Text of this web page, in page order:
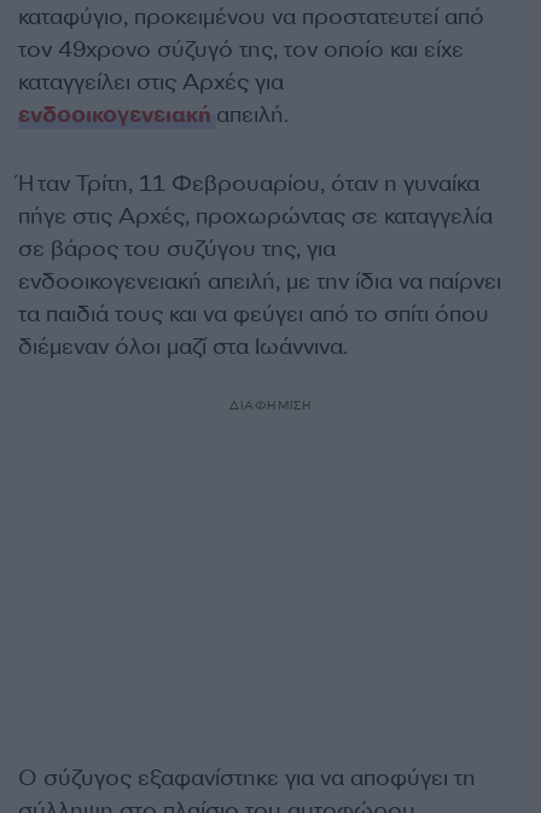
καταφύγιο, προκειμένου να προστατευτεί από
τον 49χρονο σύζυγό της, τον οποίο και είχε
καταγγείλει στις Αρχές για
ενδοοικογενειακή απειλή.
Ήταν Τρίτη, 11 Φεβρουαρίου, όταν η γυναίκα
πήγε στις Αρχές, προχωρώντας σε καταγγελία
σε βάρος του συζύγου της, για
ενδοοικογενειακή απειλή, με την ίδια να παίρνει
τα παιδιά τους και να φεύγει από το σπίτι όπου
διέμεναν όλοι μαζί στα Ιωάννινα.
ΔΙΑΦΗΜΙΣΗ
Ο σύζυγος εξαφανίστηκε για να αποφύγει τη